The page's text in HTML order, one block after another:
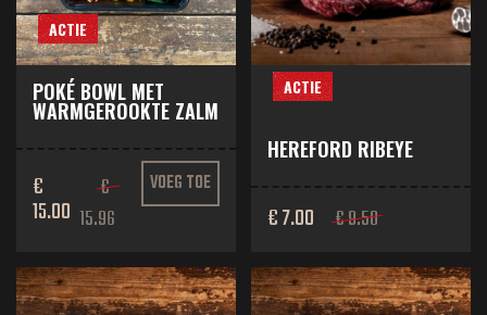
ACTIE
POKÉ BOWL MET
WARMGEROOKTE ZALM
€
15.00
€
15.96
VOEG TOE
ACTIE
HEREFORD RIBEYE
€ 7.00 € 9.50